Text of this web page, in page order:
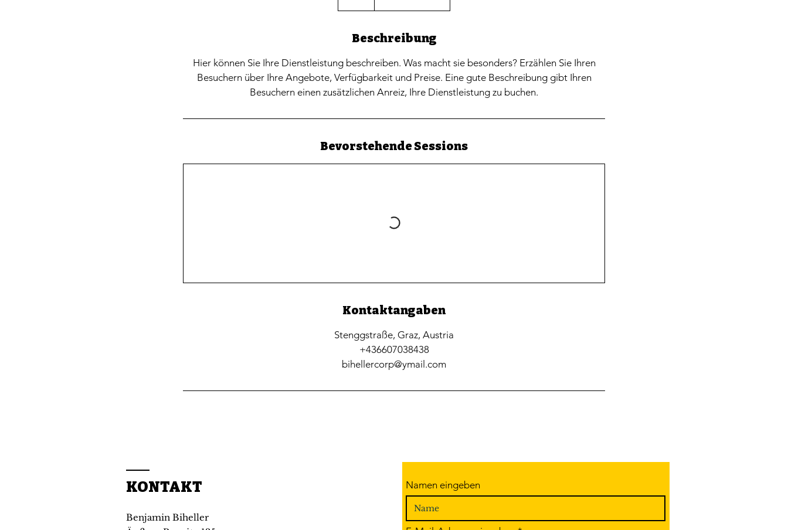
Beschreibung
Hier können Sie Ihre Dienstleistung beschreiben. Was macht sie besonders? Erzählen Sie Ihren
Besuchern über Ihre Angebote, Verfügbarkeit und Preise. Eine gute Beschreibung gibt Ihren
Besuchern einen zusätzlichen Anreiz, Ihre Dienstleistung zu buchen.
Bevorstehende Sessions
Kontaktangaben
Stenggstraße, Graz, Austria
+436607038438
bihellercorp@ymail.com
KONTAKT
Benjamin Biheller
Namen eingeben